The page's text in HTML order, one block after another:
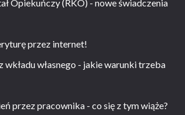
Opiekuńczy (RKO) - nowe świadczenia
przez internet!
wkładu własnego - jakie warunki trzeba
przez pracownika - co się z tym wiąże?